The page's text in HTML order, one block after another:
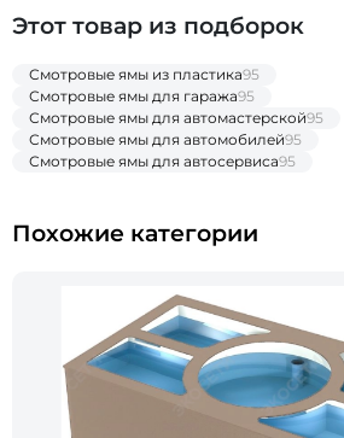
Этот товар из подборок
Смотровые ямы из пластика95
Смотровые ямы для гаража95
Смотровые ямы для автомастерской95
Смотровые ямы для автомобилей95
Смотровые ямы для автосервиса95
Похожие категории